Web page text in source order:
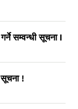
सम्वन्धी सूचना I
सूचना !